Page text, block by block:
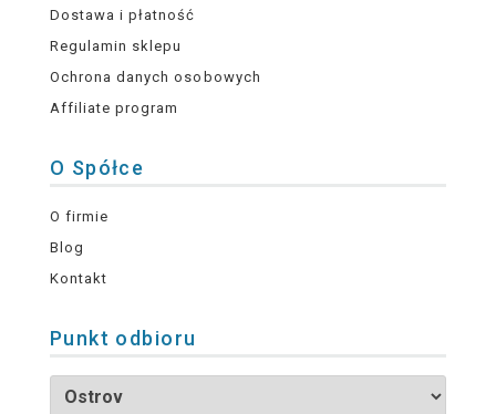
Dostawa i płatność
Regulamin sklepu
Ochrona danych osobowych
Affiliate program
O Spółce
O firmie
Blog
Kontakt
Punkt odbioru